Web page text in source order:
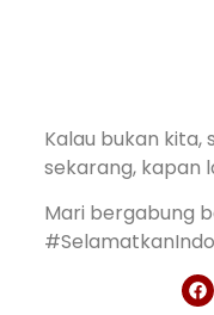
Kalau bukan kita,
sekarang, kapan
Mari bergabung